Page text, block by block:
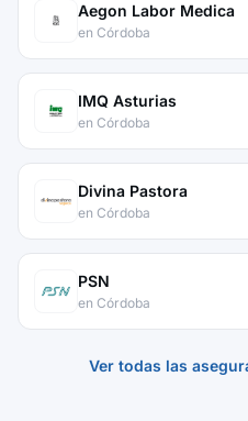
Aegon Labor Medica
en Córdoba
IMQ Asturias
en Córdoba
Divina Pastora
en Córdoba
PSN
en Córdoba
Ver todas las